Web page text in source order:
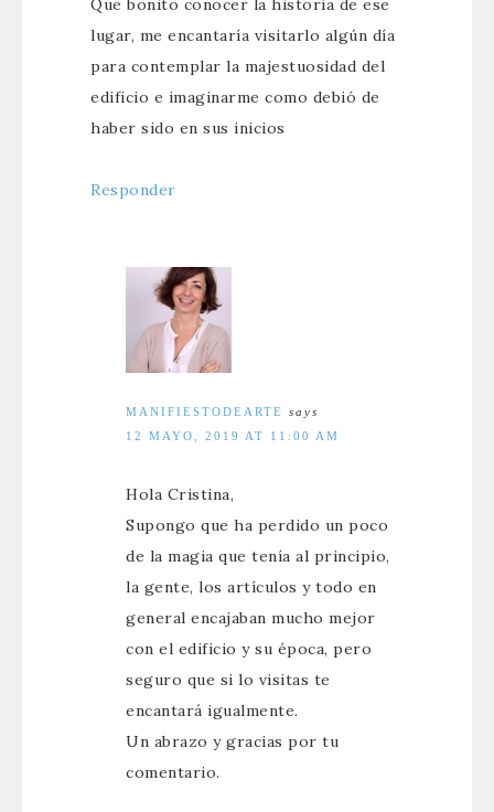
Que bonito conocer la historia de ese
lugar, me encantaría visitarlo algún día
para contemplar la majestuosidad del
edificio e imaginarme como debió de
haber sido en sus inicios
Responder
MANIFIESTODEARTE
says
12 MAYO, 2019 AT 11:00 AM
Hola Cristina,
Supongo que ha perdido un poco
de la magia que tenía al principio,
la gente, los artículos y todo en
general encajaban mucho mejor
con el edificio y su época, pero
seguro que si lo visitas te
encantará igualmente.
Un abrazo y gracias por tu
comentario.